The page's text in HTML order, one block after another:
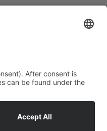
enabled (consent). After
third party companies